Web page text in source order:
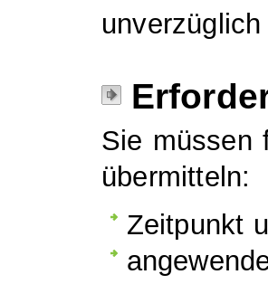
unverzüglich
Sie müssen
übermitteln:
Zeitpunkt